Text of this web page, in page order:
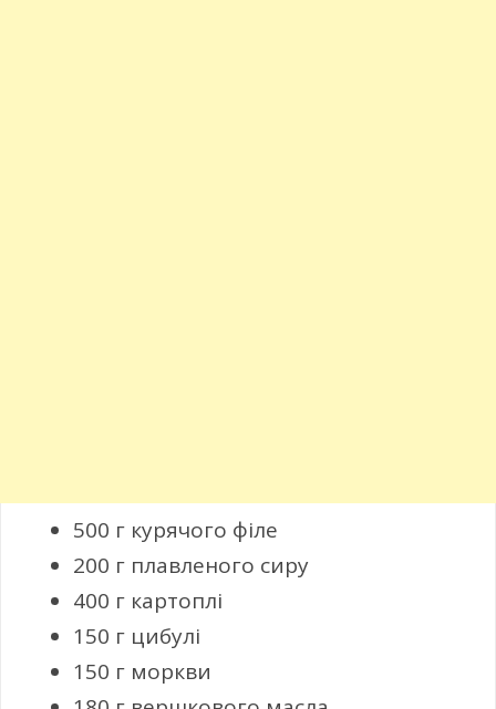
500 г курячого філе
200 г плавленого сиру
400 г картоплі
150 г цибулі
150 г моркви